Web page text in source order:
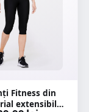
Fitness din
extensibil